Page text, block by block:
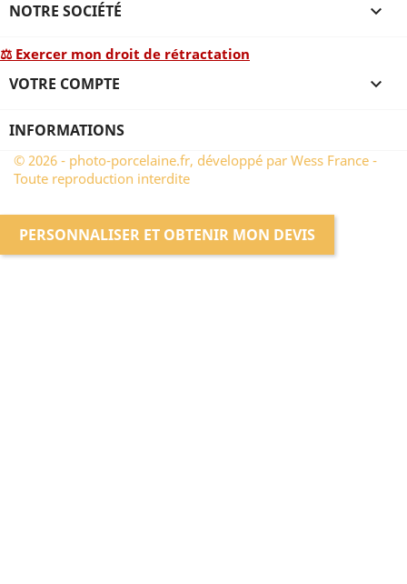
NOTRE SOCIÉTÉ 
⚖ Exercer mon droit de rétractation
VOTRE COMPTE 
INFORMATIONS
© 2026 - photo-porcelaine.fr, développé par Wess France -
Toute reproduction interdite
PERSONNALISER ET OBTENIR MON DEVIS